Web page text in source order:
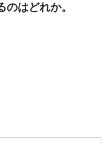
おけるリハビリテ
はどれか。